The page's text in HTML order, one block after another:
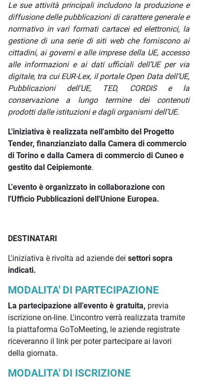
Le sue attività principali includono la produzione e
diffusione delle pubblicazioni di carattere generale e
normativo in vari formati cartacei ed elettronici, la
gestione di una serie di siti web che forniscono ai
cittadini, ai governi e alle imprese della UE, accesso
alle informazioni e ai dati ufficiali dell’UE per via
digitale, tra cui EUR-Lex, il portale Open Data dell’UE,
Pubblicazioni dell'UE, TED, CORDIS e la
conservazione a lungo termine dei contenuti
prodotti dalle istituzioni e dagli organismi dell’UE.
L'iniziativa è realizzata nell'ambito del Progetto
Tender, finanzianziato dalla Camera di commercio
di Torino e dalla Camera di commercio di Cuneo e
gestito dal Ceipiemonte.
L'evento è organizzato in collaborazione con
l'Ufficio Pubblicazioni dell'Unione Europea.
DESTINATARI
L'iniziativa è rivolta ad aziende dei settori sopra
indicati.
MODALITA' DI PARTECIPAZIONE
La partecipazione all’evento è gratuita, previa
iscrizione on-line. L'incontro verrà realizzata tramite
la piattaforma GoToMeeting, le aziende registrate
riceveranno il link per poter partecipare ai lavori
della giornata.
MODALITA' DI ISCRIZIONE